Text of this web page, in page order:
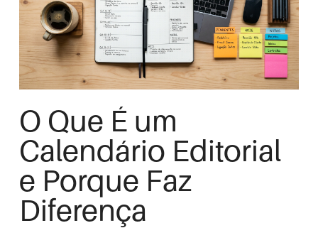
O Que É um
Calendário Editorial
e Porque Faz
Diferença